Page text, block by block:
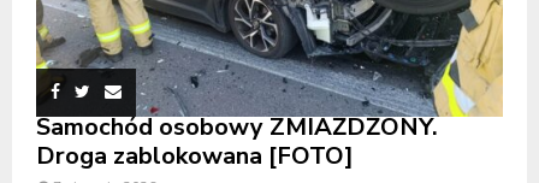
Samochód osobowy ZMIAŻDŻONY.
Droga zablokowana [FOTO]